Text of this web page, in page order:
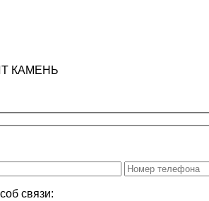
КАМЕНЬ
связи: